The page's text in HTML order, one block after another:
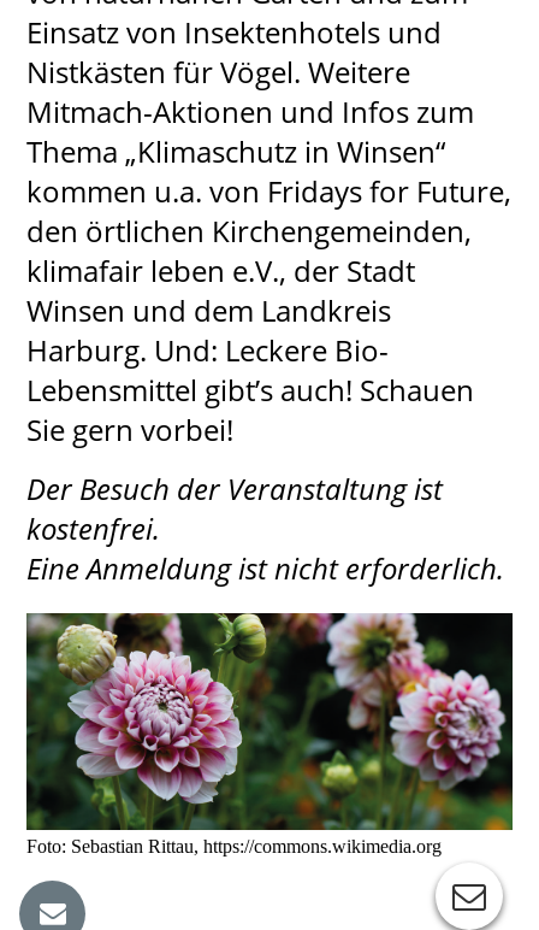
Einsatz von Insektenhotels und
Nistkästen für Vögel. Weitere
Mitmach-Aktionen und Infos zum
Thema „Klimaschutz in Winsen“
kommen u.a. von Fridays for Future,
den örtlichen Kirchengemeinden,
klimafair leben e.V., der Stadt
Winsen und dem Landkreis
Harburg. Und: Leckere Bio-
Lebensmittel gibt’s auch! Schauen
Sie gern vorbei!
Der Besuch der Veranstaltung ist
kostenfrei.
Eine Anmeldung ist nicht erforderlich.
Foto: Sebastian Rittau, https://commons.wikimedia.org